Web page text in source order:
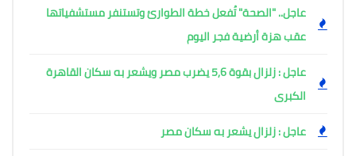
عاجل.. "الصحة" تُفعل خطة الطوارئ وتستنفر مستشفياتها
عقب هزة أرضية فجر اليوم ​
عاجل : زلزال بقوة 5,6 يضرب مصر ويشعر به سكان القاهرة
الكبرى
عاجل : زلزال يشعر به سكان مصر